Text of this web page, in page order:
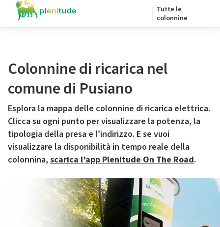
Tutte le
colonnine
Colonnine di ricarica nel
comune di Pusiano
Esplora la mappa delle colonnine di ricarica elettrica.
Clicca su ogni punto per visualizzare la potenza, la
tipologia della presa e l’indirizzo. E se vuoi
visualizzare la disponibilità in tempo reale della
colonnina, scarica l’app Plenitude On The Road.